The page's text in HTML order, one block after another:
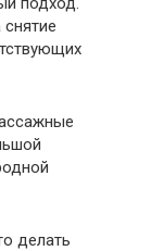
делать